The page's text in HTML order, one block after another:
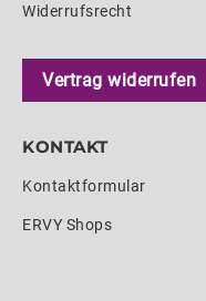
Widerrufsrecht
Vertrag widerrufen
KONTAKT
Kontaktformular
ERVY Shops